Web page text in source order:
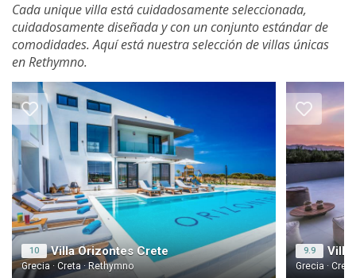
Cada unique villa está cuidadosamente seleccionada,
cuidadosamente diseñada y con un conjunto estándar de
comodidades. Aquí está nuestra selección de villas únicas
en Rethymno.
10 Villa Orizontes Crete
Grecia · Creta · Rethymno
9.9 Villa
Grecia ·